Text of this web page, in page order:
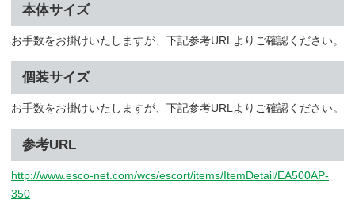
本体サイズ
お手数をお掛けいたしますが、下記参考URLよりご確認ください。
個装サイズ
お手数をお掛けいたしますが、下記参考URLよりご確認ください。
参考URL
http://www.esco-net.com/wcs/escort/items/ItemDetail/EA500AP-
350